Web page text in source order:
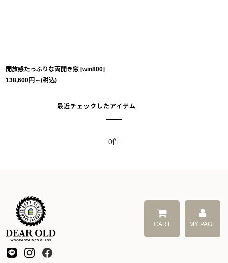
開放感たっぷりな両開き窓 [win800]
138,600円 ～(税込)
最近チェックしたアイテム
0件
CART MY PAGE